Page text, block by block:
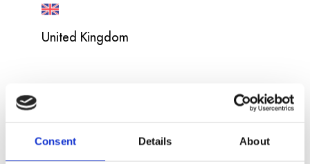
Consent Details About
United Kingdom
USA